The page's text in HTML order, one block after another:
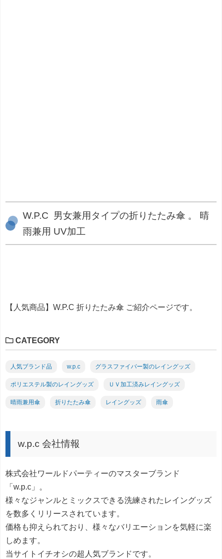
W.P.C 男女兼用タイプの折りたたみ傘 。 晴
雨兼用 UV加工
【人気商品】W.P.C 折りたたみ傘 ご紹介ページです。
CATEGORY
人気ブランド品 w.p.c グラスファイバー製のレイングッズ
ポリエステル製のレイングッズ ＵＶ加工済みレイングッズ
晴雨兼用傘 折りたたみ傘 レイングッズ 雨傘
w.p.c 会社情報
株式会社ワールドパーティーのマスターブランド
「w.p.c」。
様々なジャンルとミックスできる洗練されたレイングッズ
を数多くリリースされています。
価格も抑えられており、様々なバリエーションを気軽に楽
しめます。
当サイトイチオシの超人気ブランドです。